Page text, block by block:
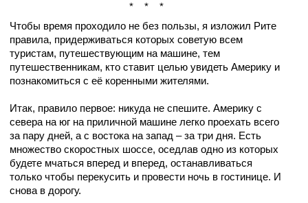
* * *
Чтобы время проходило не без пользы, я изложил Рите
правила, придерживаться которых советую всем
туристам, путешествующим на машине, тем
путешественникам, кто ставит целью увидеть Америку и
познакомиться с её коренными жителями.
Итак, правило первое: никуда не спешите. Америку с
севера на юг на приличной машине легко проехать всего
за пару дней, а с востока на запад – за три дня. Есть
множество скоростных шоссе, оседлав одно из которых
будете мчаться вперед и вперед, останавливаться
только чтобы перекусить и провести ночь в гостинице. И
снова в дорогу.